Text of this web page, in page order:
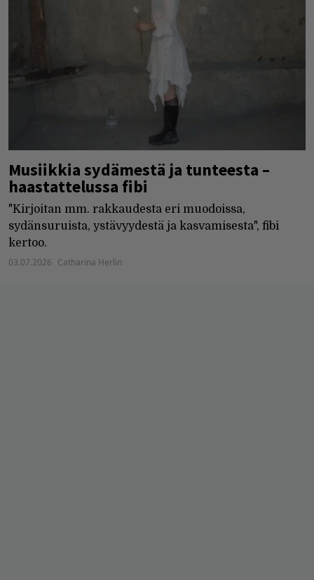
Musiikkia sydämestä ja tunteesta –
haastattelussa fibi
"Kirjoitan mm. rakkaudesta eri muodoissa,
sydänsuruista, ystävyydestä ja kasvamisesta", fibi
kertoo.
03.07.2026 Catharina Herlin